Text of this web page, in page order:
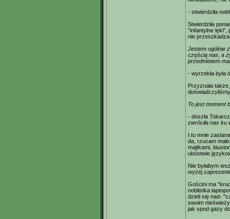
- stwierdziła
Stwierdziła
"infantylne lęki",
nie
Jestem ogólnie
częścią nas, a
przedmiotem
- wyrzekła była
Przyznała
To jest moment
- doszła
zwróciła nas ku
I tu mnie
da, rzucam
majtkami,
ubóstwie
Nie byłabym
wyżej
Gościni ma
noblistka
dzieli się nad-
swoim
jak spod gazy